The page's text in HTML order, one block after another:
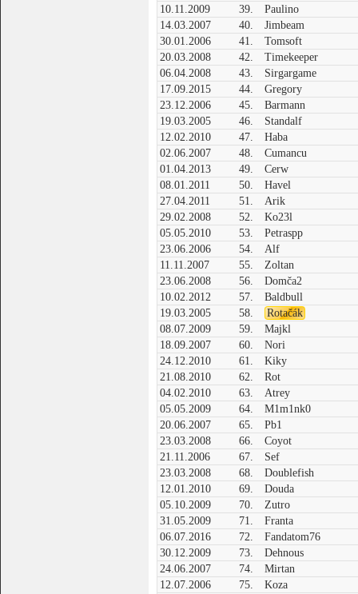
10.11.2009
39.
Paulino
14.03.2007
40.
Jimbeam
30.01.2006
41.
Tomsoft
20.03.2008
42.
Timekeeper
06.04.2008
43.
Sirgargame
17.09.2015
44.
Gregory
23.12.2006
45.
Barmann
19.03.2005
46.
Standalf
12.02.2010
47.
Haba
02.06.2007
48.
Cumancu
01.04.2013
49.
Cerw
08.01.2011
50.
Havel
27.04.2011
51.
Arik
29.02.2008
52.
Ko23l
05.05.2010
53.
Petraspp
23.06.2006
54.
Alf
11.11.2007
55.
Zoltan
23.06.2008
56.
Domča2
10.02.2012
57.
Baldbull
19.03.2005
58.
Rotačák
08.07.2009
59.
Majkl
18.09.2007
60.
Nori
24.12.2010
61.
Kiky
21.08.2010
62.
Rot
04.02.2010
63.
Atrey
05.05.2009
64.
M1m1nk0
20.06.2007
65.
Pb1
23.03.2008
66.
Coyot
21.11.2006
67.
Sef
23.03.2008
68.
Doublefish
12.01.2010
69.
Douda
05.10.2009
70.
Zutro
31.05.2009
71.
Franta
06.07.2016
72.
Fandatom76
30.12.2009
73.
Dehnous
24.06.2007
74.
Mirtan
12.07.2006
75.
Koza